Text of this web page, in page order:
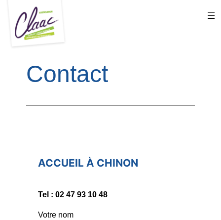
contenu
Contact
ACCUEIL À CHINON​
Tel : 02 47 93 10 48
Votre nom